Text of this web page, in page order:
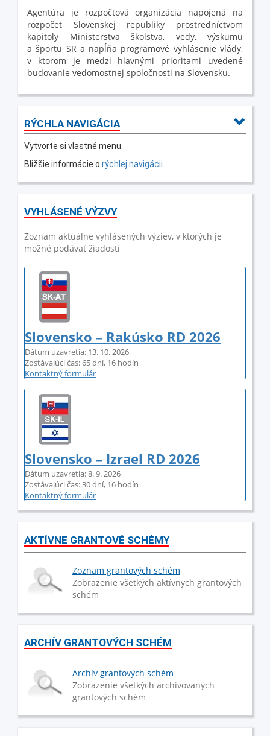
Agentúra je rozpočtová organizácia napojená na
rozpočet Slovenskej republiky prostredníctvom
kapitoly Ministerstva školstva, vedy, výskumu
a športu SR a napĺňa programové vyhlásenie vlády,
v ktorom je medzi hlavnými prioritami uvedené
budovanie vedomostnej spoločnosti na Slovensku.
RÝCHLA NAVIGÁCIA
Vytvorte si vlastné menu
Bližšie informácie o rýchlej navigácii
VYHLÁSENÉ VÝZVY
Zoznam aktuálne vyhlásených výziev, v ktorých je
možné podávať žiadosti
Slovensko – Rakúsko RD 2026
Dátum uzavretia: 13. 10. 2026
Zostávajúci čas: 65 dní, 16 hodín
Kontaktný formulár
Slovensko – Izrael RD 2026
Dátum uzavretia: 8. 9. 2026
Zostávajúci čas: 30 dní, 16 hodín
Kontaktný formulár
AKTÍVNE GRANTOVÉ SCHÉMY
Zoznam grantových schém
Zobrazenie všetkých aktívnych grantových
schém
ARCHÍV GRANTOVÝCH SCHÉM
Archív grantových schém
Zobrazenie všetkých archivovaných
grantových schém